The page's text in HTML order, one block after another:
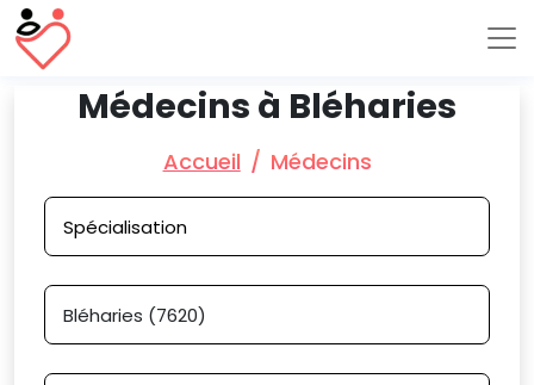
Médecins à Bléharies
Accueil Médecins